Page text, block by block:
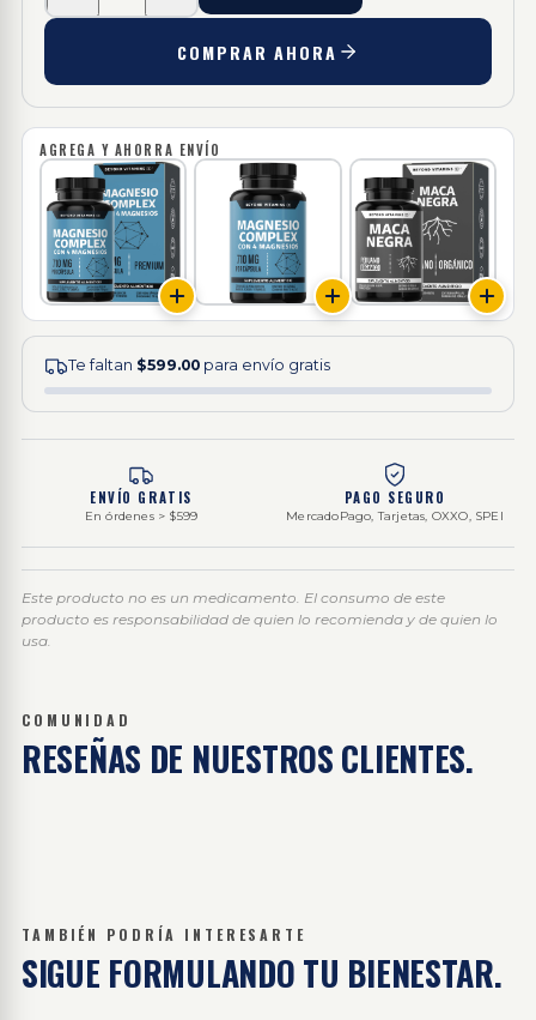
COMPRAR AHORA
AGREGA Y AHORRA ENVÍO
Te faltan $599.00 para envío gratis
ENVÍO GRATIS
En órdenes > $599
PAGO SEGURO
MercadoPago, Tarjetas, OXXO, SPEI
Este producto no es un medicamento. El consumo de este
producto es responsabilidad de quien lo recomienda y de quien lo
usa.
COMUNIDAD
RESEÑAS DE NUESTROS CLIENTES.
TAMBIÉN PODRÍA INTERESARTE
SIGUE FORMULANDOTU BIENESTAR.